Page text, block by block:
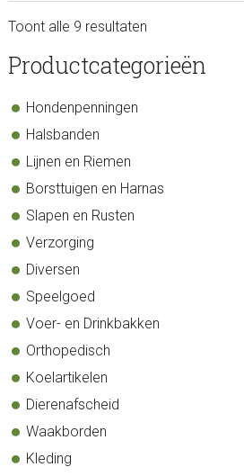
Toont alle 9 resultaten
sidebar
Store
Productcategorieën
Hondenpenningen
Halsbanden
Lijnen en Riemen
Borsttuigen en Harnas
Slapen en Rusten
Verzorging
Diversen
Speelgoed
Voer- en Drinkbakken
Orthopedisch
Koelartikelen
Dierenafscheid
Waakborden
Kleding